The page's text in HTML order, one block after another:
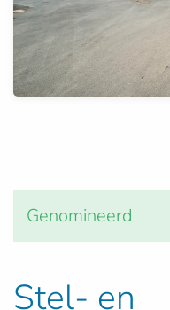
Genomineerd
Stel- en